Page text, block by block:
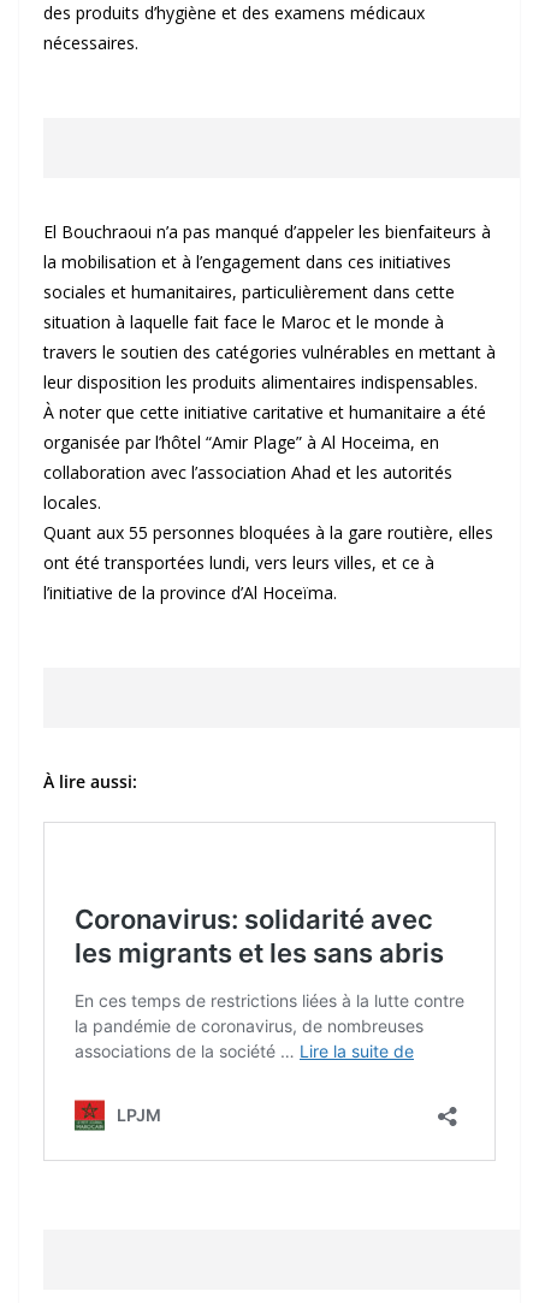
des produits d’hygiène et des examens médicaux
nécessaires.
El Bouchraoui n’a pas manqué d’appeler les bienfaiteurs à
la mobilisation et à l’engagement dans ces initiatives
sociales et humanitaires, particulièrement dans cette
situation à laquelle fait face le Maroc et le monde à
travers le soutien des catégories vulnérables en mettant à
leur disposition les produits alimentaires indispensables.
À noter que cette initiative caritative et humanitaire a été
organisée par l’hôtel “Amir Plage” à Al Hoceima, en
collaboration avec l’association Ahad et les autorités
locales.
Quant aux 55 personnes bloquées à la gare routière, elles
ont été transportées lundi, vers leurs villes, et ce à
l’initiative de la province d’Al Hoceïma.
À lire aussi: